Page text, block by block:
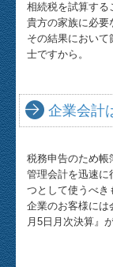
『切り絵』迄展
企業の経営革新
お問合せ
相続税を試算する
貴方の家族に必要
その結果におい
士ですから。
企業会計
税務申告のため帳
管理会計を迅速に
つとして使うべき
企業のお客様には
月5日月次決算』